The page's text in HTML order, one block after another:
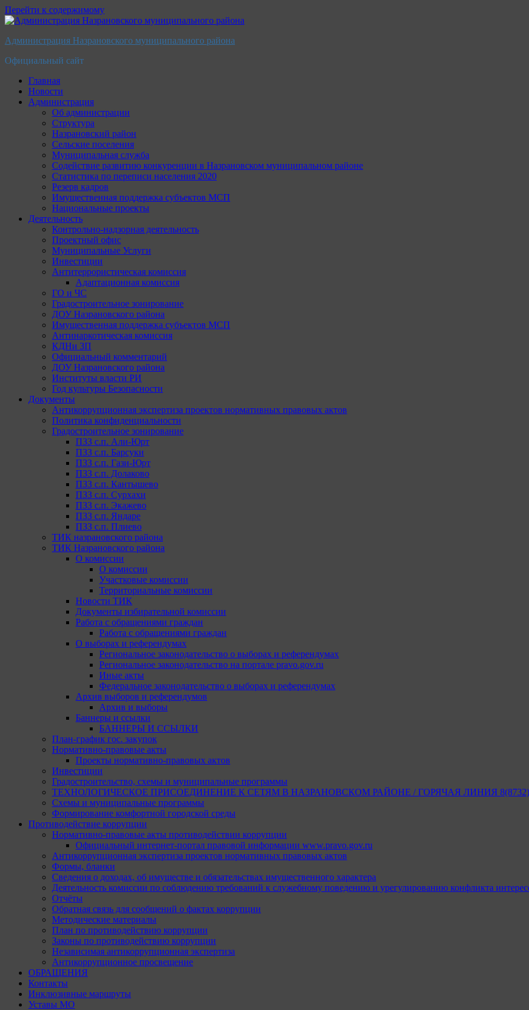
Перейти к содержимому
Администрация Назрановского муниципального района
Официальный сайт
Главная
Новости
Администрация
Об администрации
Структура
Назрановский район
Сельские поселения
Муниципальная служба
Содействие развитию конкуренции в Назрановском муниципальном районе
Статистика по переписи населения 2020
Резерв кадров
Имущественная поддержка субъектов МСП
Национальные проекты
Деятельность
Контрольно-надзорная деятельность
Проектный офис
Муниципальные Услуги
Инвестиции
Антитеррористическая комиссия
Адаптационная комиссия
ГО и ЧС
Градостроительное зонирование
ДОУ Назрановского района
Имущественная поддержка субъектов МСП
Антинаркотическая комиссия
КДНи ЗП
Официальный комментарий
ДОУ Назрановского района
Институты власти РИ
Год культуры Безопасности
Документы
Антикоррупционная экспертиза проектов нормативных правовых актов
Политика конфиденциальности
Градостроительное зонирование
ПЗЗ с.п. Али-Юрт
ПЗЗ с.п. Барсуки
ПЗЗ с.п. Гази-Юрт
ПЗЗ с.п. Долаково
ПЗЗ с.п. Кантышево
ПЗЗ с.п. Сурхахи
ПЗЗ с.п. Экажево
ПЗЗ с.п. Яндаре
ПЗЗ с.п. Плиево
ТИК назрановского района
ТИК Назрановского района
О комиссии
О комиссии
Участковые комиссии
Территориальные комиссии
Новости ТИК
Документы избирательной комиссии
Работа с обращениями граждан
Работа с обращениями граждан
О выборах и референдумах
Региональное законодательство о выборах и референдумах
Региональное законодательство на портале pravo.gov.ru
Иные акты
Федеральное законодательство о выборах и референдумах
Архив выборов и референдумов
Архив и выборы
Баннеры и ссылки
БАННЕРЫ И ССЫЛКИ
План-график гос. закупок
Нормативно-правовые акты
Проекты нормативно-правовых актов
Инвестиции
Градостроительство, схемы и муниципальные программы
ТЕХНОЛОГИЧЕСКОЕ ПРИСОЕДИНЕНИЕ К СЕТЯМ В НАЗРАНОВСКОМ РАЙОНЕ / ГОРЯЧАЯ ЛИНИЯ 8(8732)
Схемы и муниципальные программы
Формирование комфортной городской среды
Противодействие коррупции
Нормативно-правовые акты противодействии коррупции
Официальный интернет-портал правовой информации www.pravo.gov.ru
Антикоррупционная экспертиза проектов нормативных правовых актов
Формы, бланки
Сведения о доходах, об имуществе и обязательствах имущественного характера
Деятельность комиссии по соблюдению требований к служебному поведению и урегулированию конфликта
Отчёты
Обратная связь для сообщений о фактах коррупции
Методические материалы
План по противодействию коррупции
Законы по противодействию коррупции
Независимая антикоррупционная экспертиза
Антикоррупционное просвещение
ОБРАЩЕНИЯ
Контакты
Инклюзивные маршруты
Уставы МО